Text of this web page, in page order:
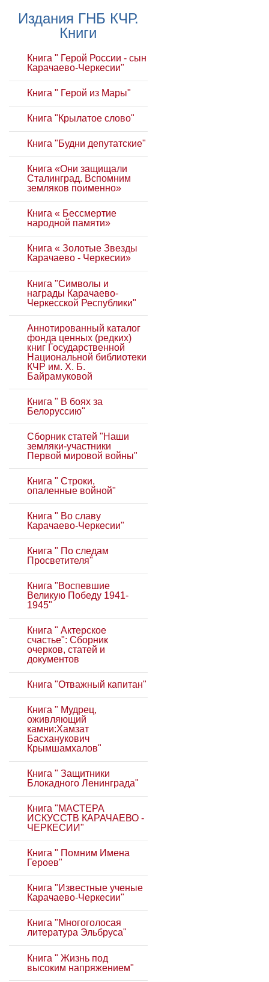
Издания ГНБ КЧР.
Книги
Книга " Герой России - сын
Карачаево-Черкесии"
Книга " Герой из Мары"
Книга "Крылатое слово"
Книга "Будни депутатские"
Книга «Они защищали
Сталинград. Вспомним
земляков поименно»
Книга « Бессмертие
народной памяти»
Книга « Золотые Звезды
Карачаево - Черкесии»
Книга "Символы и
награды Карачаево-
Черкесской Республики"
Аннотированный каталог
фонда ценных (редких)
книг Государственной
Национальной библиотеки
КЧР им. Х. Б.
Байрамуковой
Книга " В боях за
Белоруссию"
Сборник статей "Наши
земляки-участники
Первой мировой войны"
Книга " Строки,
опаленные войной"
Книга " Во славу
Карачаево-Черкесии"
Книга " По следам
Просветителя"
Книга "Воспевшие
Великую Победу 1941-
1945"
Книга " Актерское
счастье": Сборник
очерков, статей и
документов
Книга "Отважный капитан"
Книга " Мудрец,
оживляющий
камни:Хамзат
Басханукович
Крымшамхалов"
Книга " Защитники
Блокадного Ленинграда"
Книга "МАСТЕРА
ИСКУССТВ КАРАЧАЕВО -
ЧЕРКЕСИИ"
Книга " Помним Имена
Героев"
Книга "Известные ученые
Карачаево-Черкесии"
Книга "Многоголосая
литература Эльбруса"
Книга " Жизнь под
высоким напряжением"